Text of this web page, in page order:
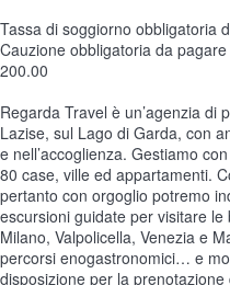
Tassa di soggiorno obbligatoria
Cauzione obbligatoria da
200.00
Regarda Travel è un’agenzia di
Lazise, sul Lago di Garda, con
e nell’accoglienza. Gestiamo
80 case, ville ed appartamenti.
pertanto con orgoglio potremo
escursioni guidate per visitare
Milano, Valpolicella, Venezia e
percorsi enogastronomici… e
disposizione per la